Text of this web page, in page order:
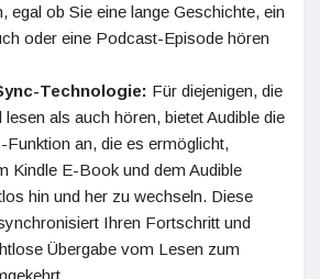
egal ob Sie eine lange Geschichte, ein
oder eine Podcast-Episode hören
Technologie: Für diejenigen, die
als auch hören, bietet Audible die
Funktion an, die es ermöglicht,
Kindle E-Book und dem Audible
hin und her zu wechseln. Diese
Ihren Fortschritt und
Übergabe vom Lesen zum